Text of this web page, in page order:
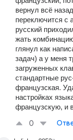
вернул всё
переключится с
русский
жать
глянул как
задач) а у меня
загруженных
стандартные
французская.
настройках
французcкую, и
0